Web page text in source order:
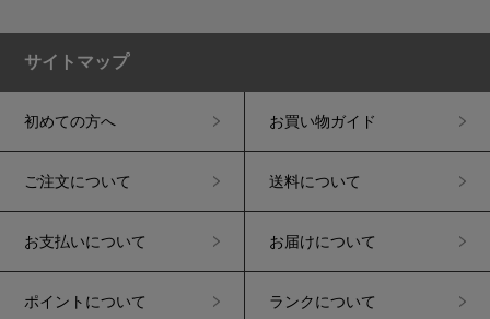
サイトマップ
初めての方へ お買い物ガイド
ご注文について 送料について
お支払いについて お届けについて
ポイントについて ランクについて